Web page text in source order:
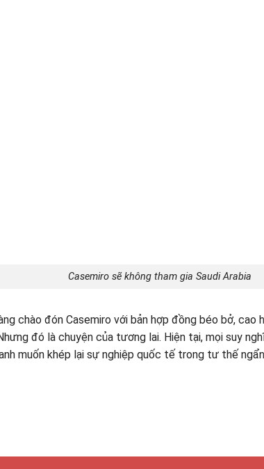
Casemiro sẽ không tham gia Saudi Arabia
chào đón Casemiro với bản hợp đồng béo bở,
đó là chuyện của tương lai. Hiện tại, mọi suy
muốn khép lại sự nghiệp quốc tế trong tư thế